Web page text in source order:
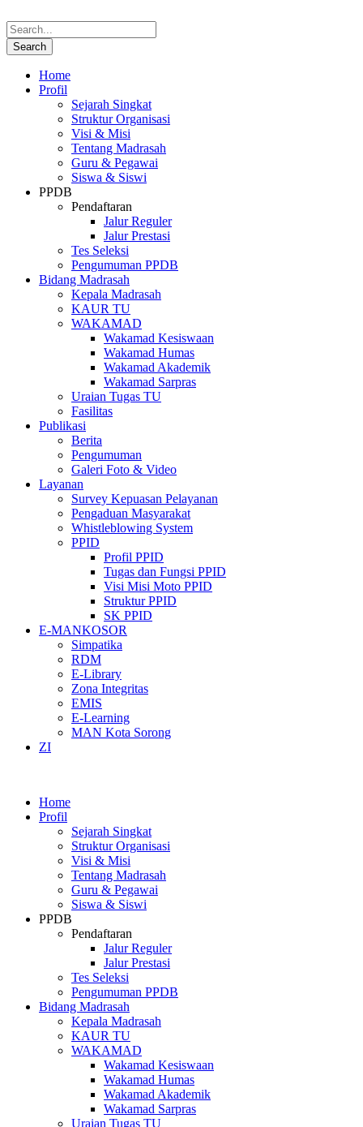
Home
Profil
Sejarah Singkat
Struktur Organisasi
Visi & Misi
Tentang Madrasah
Guru & Pegawai
Siswa & Siswi
PPDB
Pendaftaran
Jalur Reguler
Jalur Prestasi
Tes Seleksi
Pengumuman PPDB
Bidang Madrasah
Kepala Madrasah
KAUR TU
WAKAMAD
Wakamad Kesiswaan
Wakamad Humas
Wakamad Akademik
Wakamad Sarpras
Uraian Tugas TU
Fasilitas
Publikasi
Berita
Pengumuman
Galeri Foto & Video
Layanan
Survey Kepuasan Pelayanan
Pengaduan Masyarakat
Whistleblowing System
PPID
Profil PPID
Tugas dan Fungsi PPID
Visi Misi Moto PPID
Struktur PPID
SK PPID
E-MANKOSOR
Simpatika
RDM
E-Library
Zona Integritas
EMIS
E-Learning
MAN Kota Sorong
ZI
Home
Profil
Sejarah Singkat
Struktur Organisasi
Visi & Misi
Tentang Madrasah
Guru & Pegawai
Siswa & Siswi
PPDB
Pendaftaran
Jalur Reguler
Jalur Prestasi
Tes Seleksi
Pengumuman PPDB
Bidang Madrasah
Kepala Madrasah
KAUR TU
WAKAMAD
Wakamad Kesiswaan
Wakamad Humas
Wakamad Akademik
Wakamad Sarpras
Uraian Tugas TU